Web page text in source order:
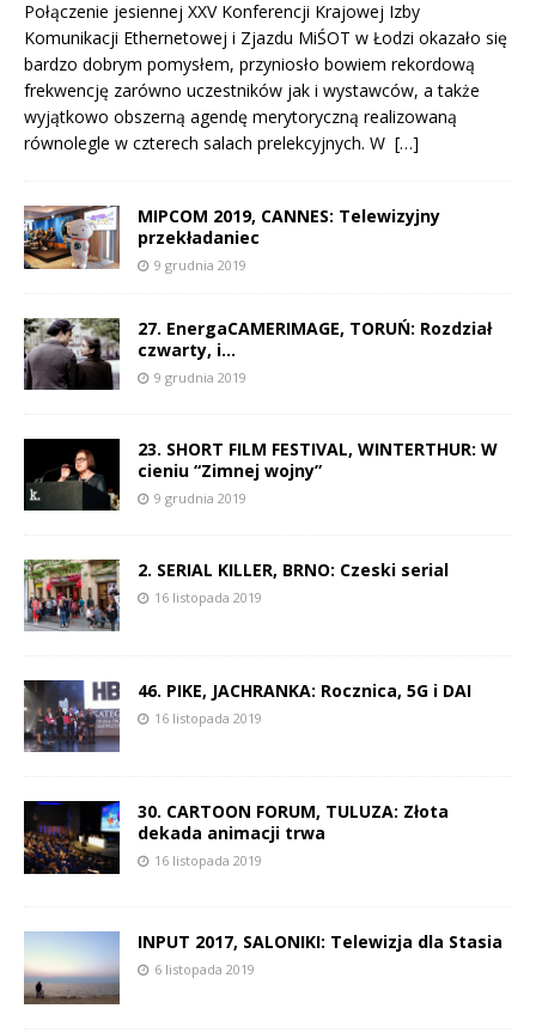
Połączenie jesiennej XXV Konferencji Krajowej Izby
Komunikacji Ethernetowej i Zjazdu MiŚOT w Łodzi okazało się
bardzo dobrym pomysłem, przyniosło bowiem rekordową
frekwencję zarówno uczestników jak i wystawców, a także
wyjątkowo obszerną agendę merytoryczną realizowaną
równolegle w czterech salach prelekcyjnych. W […]
MIPCOM 2019, CANNES: Telewizyjny
przekładaniec
9 grudnia 2019
27. EnergaCAMERIMAGE, TORUŃ: Rozdział
czwarty, i…
9 grudnia 2019
23. SHORT FILM FESTIVAL, WINTERTHUR: W
cieniu “Zimnej wojny”
9 grudnia 2019
2. SERIAL KILLER, BRNO: Czeski serial
16 listopada 2019
46. PIKE, JACHRANKA: Rocznica, 5G i DAI
16 listopada 2019
30. CARTOON FORUM, TULUZA: Złota
dekada animacji trwa
16 listopada 2019
INPUT 2017, SALONIKI: Telewizja dla Stasia
6 listopada 2019